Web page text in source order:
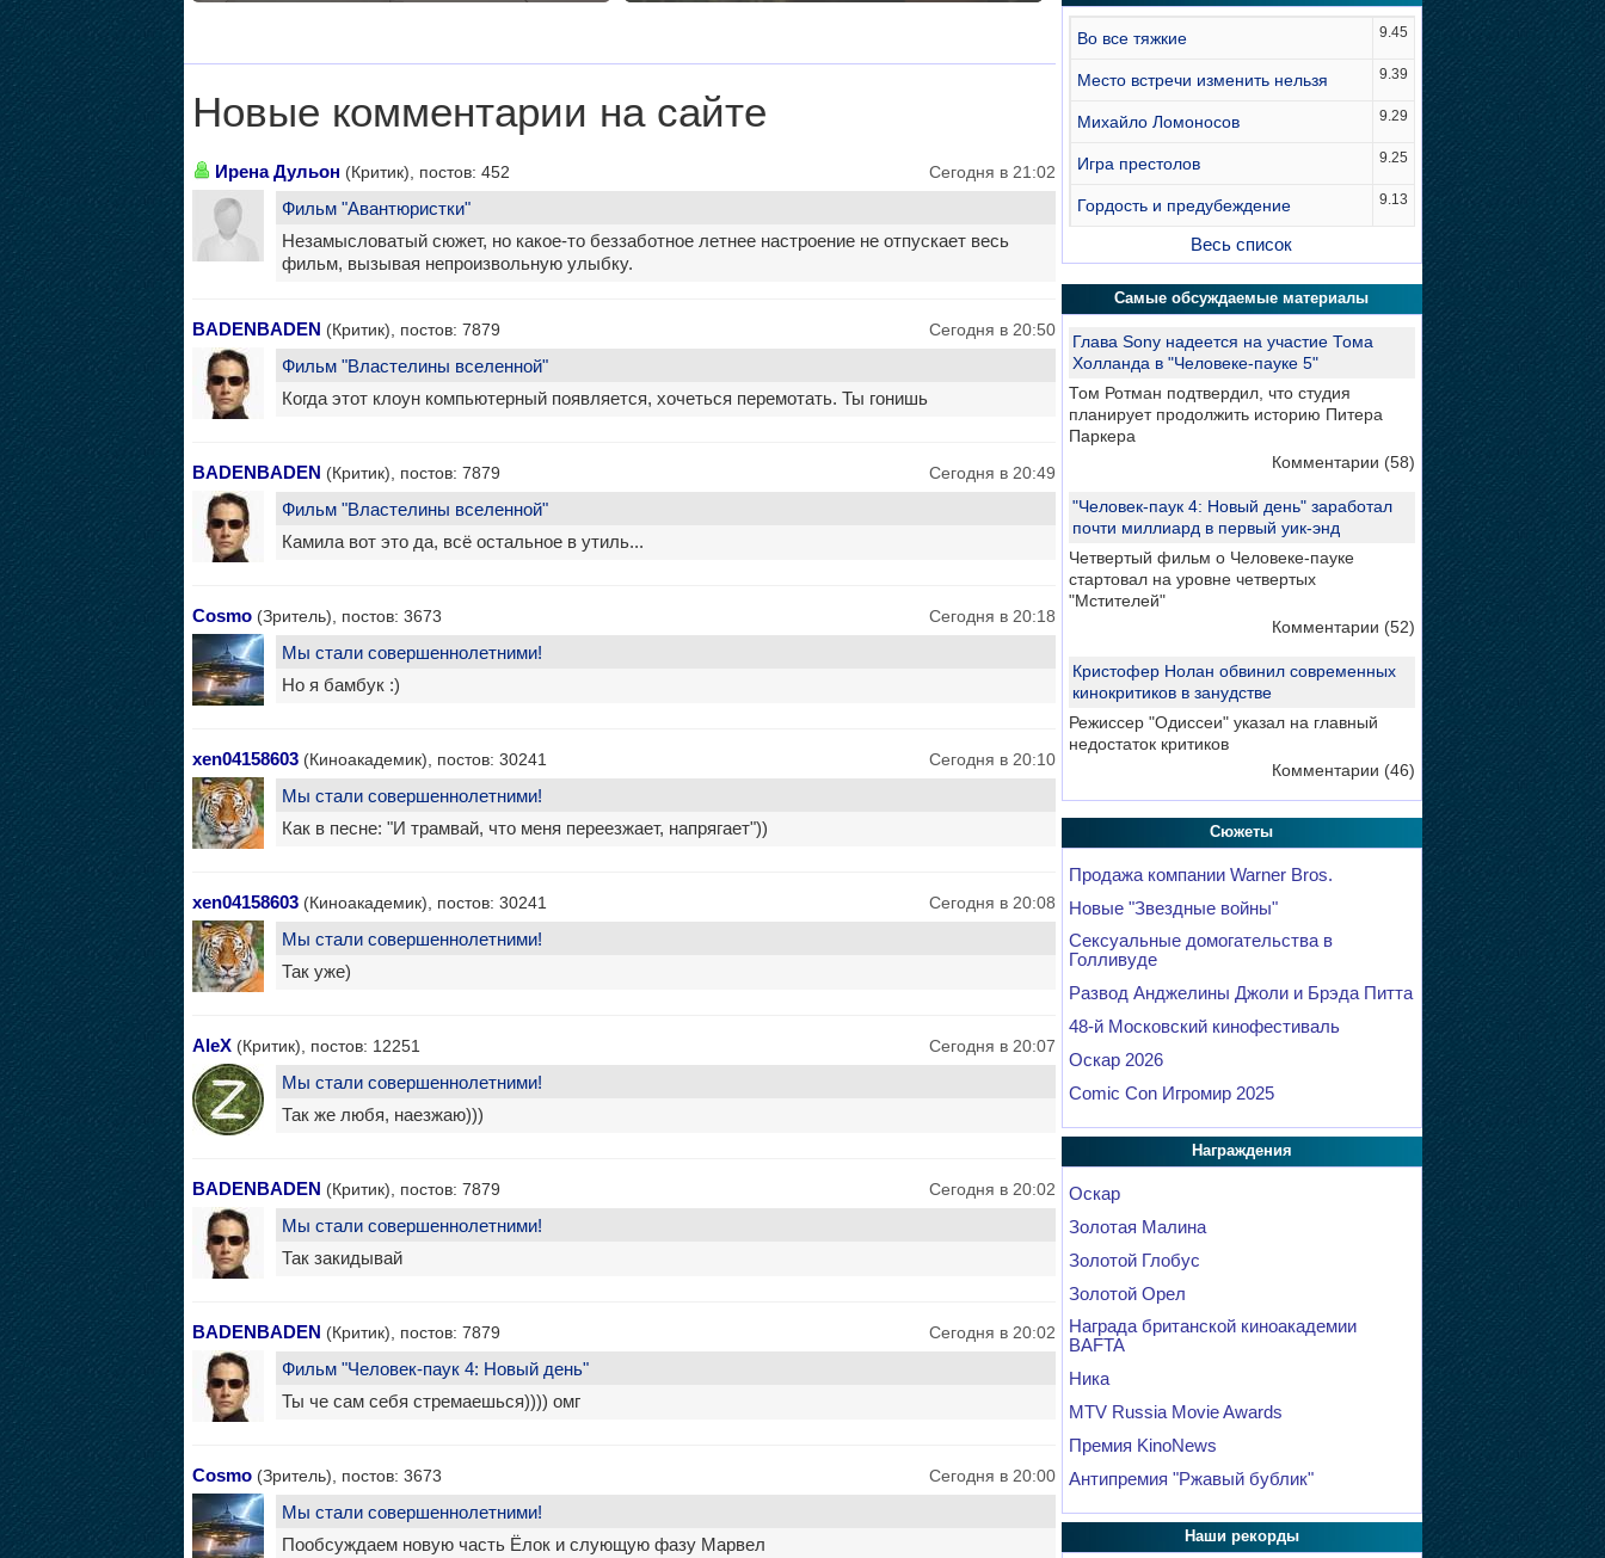
Новые комментарии на сайте
Ирена Дульон (Критик), постов: 452 Сегодня в 21:02
Фильм "Авантюристки"
Незамысловатый сюжет, но какое-то беззаботное летнее настроение не отпускает весь
фильм, вызывая непроизвольную улыбку.
BADENBADEN (Критик), постов: 7879 Сегодня в 20:50
Фильм "Властелины вселенной"
Когда этот клоун компьютерный появляется, хочеться перемотать. Ты гонишь
BADENBADEN (Критик), постов: 7879 Сегодня в 20:49
Фильм "Властелины вселенной"
Камила вот это да, всё остальное в утиль...
Cosmo(Зритель), постов: 3673 Сегодня в 20:18
Мы стали совершеннолетними!
Но я бамбук :)
xen04158603(Киноакадемик), постов: 30241 Сегодня в 20:10
Мы стали совершеннолетними!
Как в песне: "И трамвай, что меня переезжает, напрягает"))
xen04158603(Киноакадемик), постов: 30241 Сегодня в 20:08
Мы стали совершеннолетними!
Так уже)
AleX(Критик), постов: 12251 Сегодня в 20:07
Мы стали совершеннолетними!
Так же любя, наезжаю)))
BADENBADEN (Критик), постов: 7879 Сегодня в 20:02
Мы стали совершеннолетними!
Так закидывай
BADENBADEN (Критик), постов: 7879 Сегодня в 20:02
Фильм "Человек-паук 4: Новый день"
Ты че сам себя стремаешься)))) омг
Cosmo(Зритель), постов: 3673 Сегодня в 20:00
Мы стали совершеннолетними!
Пообсуждаем новую часть Ёлок и слующую фазу Марвел
Во все тяжкие 9.45
Место встречи изменить нельзя 9.39
Михайло Ломоносов 9.29
Игра престолов 9.25
Гордость и предубеждение 9.13
Весь список
Самые обсуждаемые материалы
Глава Sony надеется на участие Тома
Холланда в "Человеке-пауке 5"
Том Ротман подтвердил, что студия
планирует продолжить историю Питера
Паркера
Комментарии (58)
"Человек-паук 4: Новый день" заработал
почти миллиард в первый уик-энд
Четвертый фильм о Человеке-пауке
стартовал на уровне четвертых
"Мстителей"
Комментарии (52)
Кристофер Нолан обвинил современных
кинокритиков в занудстве
Режиссер "Одиссеи" указал на главный
недостаток критиков
Комментарии (46)
Сюжеты
Продажа компании Warner Bros.
Новые "Звездные войны"
Сексуальные домогательства в
Голливуде
Развод Анджелины Джоли и Брэда Питта
48-й Московский кинофестиваль
Оскар 2026
Comic Con Игромир 2025
Награждения
Оскар
Золотая Малина
Золотой Глобус
Золотой Орел
Награда британской киноакадемии
BAFTA
Ника
MTV Russia Movie Awards
Премия KinoNews
Антипремия "Ржавый бублик"
Наши рекорды